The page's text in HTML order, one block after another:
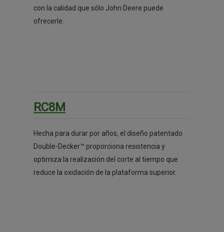
con la calidad que sólo John Deere puede
ofrecerle.
RC8M
Hecha para durar por años, el diseño patentado
Double-Decker™ proporciona resistencia y
optimiza la realización del corte al tiempo que
reduce la oxidación de la plataforma superior.